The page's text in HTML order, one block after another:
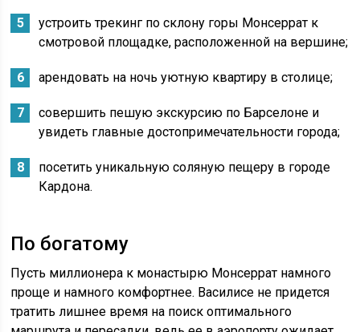
устроить трекинг по склону горы Монсеррат к
смотровой площадке, расположенной на вершине;
арендовать на ночь уютную квартиру в столице;
совершить пешую экскурсию по Барселоне и
увидеть главные достопримечательности города;
посетить уникальную соляную пещеру в городе
Кардона.
По богатому
Пусть миллионера к монастырю Монсеррат намного
проще и намного комфортнее. Василисе не придется
тратить лишнее время на поиск оптимального